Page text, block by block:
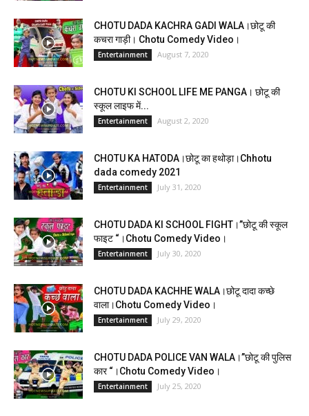
CHOTU DADA KACHRA GADI WALA।छोटू की
कचरा गाड़ी। Chotu Comedy Video।
Entertainment August 7, 2020
CHOTU KI SCHOOL LIFE ME PANGA। छोटू की
स्कूल लाइफ में...
Entertainment August 2, 2020
CHOTU KA HATODA।छोटू का हथोड़ा।Chhotu
dada comedy 2021
Entertainment July 31, 2020
CHOTU DADA KI SCHOOL FIGHT।”छोटू की स्कूल
फाइट “।Chotu Comedy Video।
Entertainment July 30, 2020
CHOTU DADA KACHHE WALA।छोटू दादा कच्छे
वाला।Chotu Comedy Video।
Entertainment July 29, 2020
CHOTU DADA POLICE VAN WALA।”छोटू की पुलिस
कार “।Chotu Comedy Video।
Entertainment July 25, 2020